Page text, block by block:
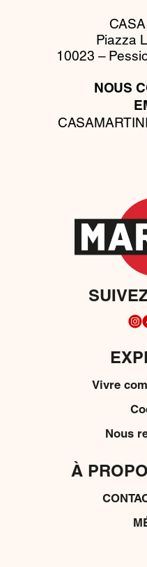
Piazza
10023 –
NOUS
Vivre
Nous
À